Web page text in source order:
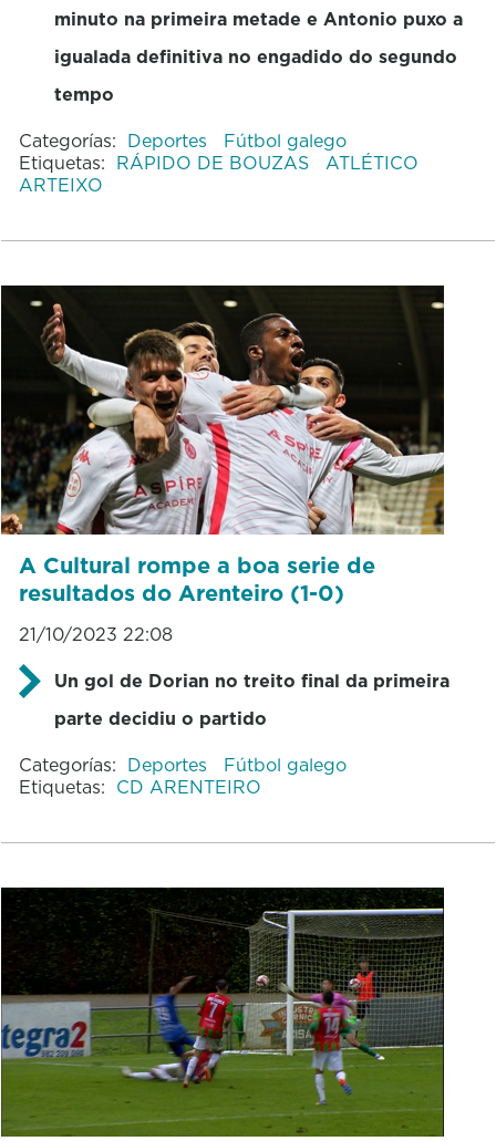
minuto na primeira metade e Antonio puxo a
igualada definitiva no engadido do segundo
tempo
Categorías: Deportes
Fútbol galego
Etiquetas: RÁPIDO DE BOUZAS
ATLÉTICO
ARTEIXO
A Cultural rompe a boa serie de
resultados do Arenteiro (1-0)
21/10/2023 22:08
Un gol de Dorian no treito final da primeira
parte decidiu o partido
Categorías: Deportes
Fútbol galego
Etiquetas: CD ARENTEIRO